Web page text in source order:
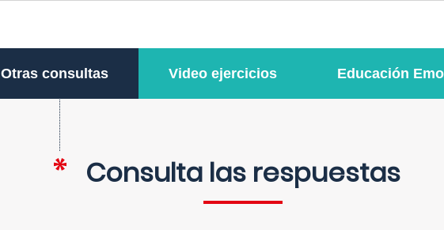
Otras consultas Video ejercicios Educación
Consulta las respuestas